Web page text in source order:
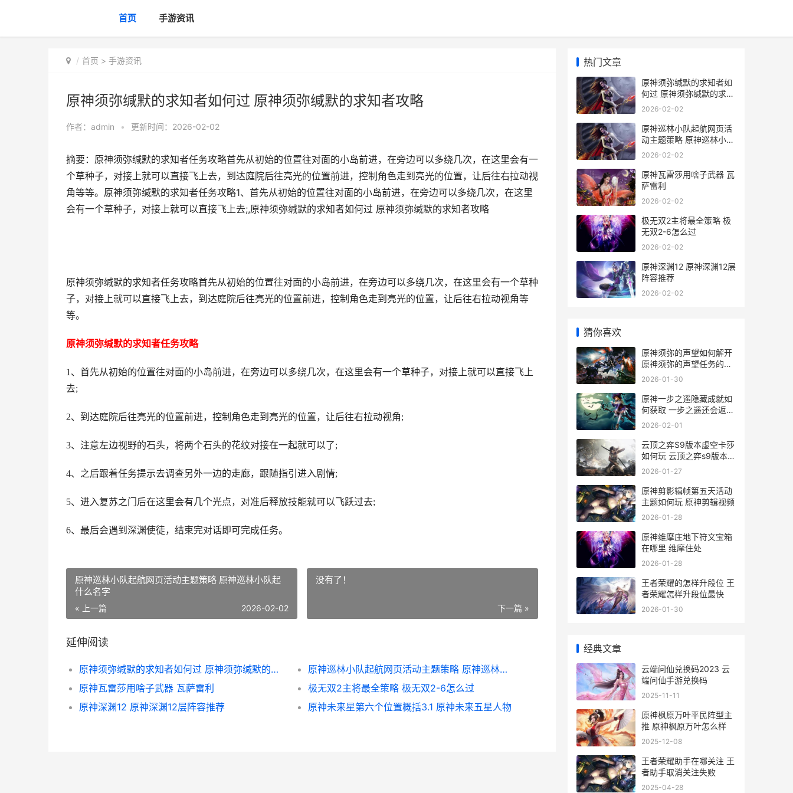
首页 手游资讯
首页 > 手游资讯
原神须弥缄默的求知者如何过 原神须弥缄默的求知者攻略
作者： admin • 更新时间：2026-02-02
摘要：原神须弥缄默的求知者任务攻略首先从初始的位置往对面的小岛前进，在旁边可以多绕几次，在这里会有一
个草种子，对接上就可以直接飞上去，到达庭院后往亮光的位置前进，控制角色走到亮光的位置，让后往右拉动视
角等等。原神须弥缄默的求知者任务攻略1、首先从初始的位置往对面的小岛前进，在旁边可以多绕几次，在这里
会有一个草种子，对接上就可以直接飞上去;,原神须弥缄默的求知者如何过 原神须弥缄默的求知者攻略
原神须弥缄默的求知者任务攻略首先从初始的位置往对面的小岛前进，在旁边可以多绕几次，在这里会有一个草种
子，对接上就可以直接飞上去，到达庭院后往亮光的位置前进，控制角色走到亮光的位置，让后往右拉动视角等
等。
原神须弥缄默的求知者任务攻略
1、首先从初始的位置往对面的小岛前进，在旁边可以多绕几次，在这里会有一个草种子，对接上就可以直接飞上
去;
2、到达庭院后往亮光的位置前进，控制角色走到亮光的位置，让后往右拉动视角;
3、注意左边视野的石头，将两个石头的花纹对接在一起就可以了;
4、之后跟着任务提示去调查另外一边的走廊，跟随指引进入剧情;
5、进入复苏之门后在这里会有几个光点，对准后释放技能就可以飞跃过去;
6、最后会遇到深渊使徒，结束完对话即可完成任务。
原神巡林小队起航网页活动主题策略 原神巡林小队起
什么名字
« 上一篇 2026-02-02
没有了！
下一篇 »
延伸阅读
原神须弥缄默的求知者如何过 原神须弥缄默的求知者攻略
原神巡林小队起航网页活动主题策略 原神巡林小队起什么名字
原神瓦雷莎用啥子武器 瓦萨雷利
极无双2主将最全策略 极无双2-6怎么过
原神深渊12 原神深渊12层阵容推荐
原神未来星第六个位置概括3.1 原神未来五星人物
热门文章
原神须弥缄默的求知者如
何过 原神须弥缄默的求知
者攻略
2026-02-02
原神巡林小队起航网页活
动主题策略 原神巡林小队
起什么名字
2026-02-02
原神瓦雷莎用啥子武器 瓦
萨雷利
2026-02-02
极无双2主将最全策略 极
无双2-6怎么过
2026-02-02
原神深渊12 原神深渊12层
阵容推荐
2026-02-02
猜你喜欢
原神须弥的声望如何解开
原神须弥的声望任务的解
开方式 原神须弥的声望任
2026-01-30
原神一步之遥隐藏成就如
何获取 一步之遥还会返场
吗
2026-02-01
云顶之弈S9版本虚空卡莎
如何玩 云顶之弈s9版本蓝
buff
2026-01-27
原神剪影辑帧第五天活动
主题如何玩 原神剪辑视频
2026-01-28
原神维摩庄地下符文宝箱
在哪里 维摩住处
2026-01-28
王者荣耀的怎样升段位 王
者荣耀怎样升段位最快
2026-01-30
经典文章
云端问仙兑换码2023 云
端问仙手游兑换码
2025-11-11
原神枫原万叶平民阵型主
推 原神枫原万叶怎么样
2025-12-08
王者荣耀助手在哪关注 王
者助手取消关注失败
2025-04-28